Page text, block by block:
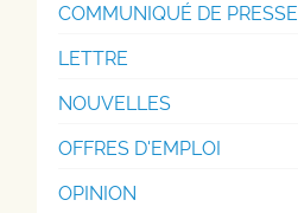
COMMUNIQUÉ DE PRESSE
LETTRE
NOUVELLES
OFFRES D'EMPLOI
OPINION